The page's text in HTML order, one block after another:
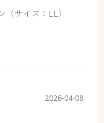
サイズ：LL）
2026-04-08